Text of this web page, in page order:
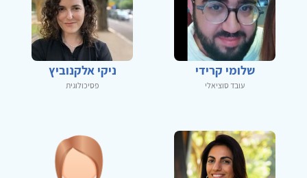
שלומי קרידי
עובד סוציאלי
ניקי אלקנוביץ
פסיכולוגית